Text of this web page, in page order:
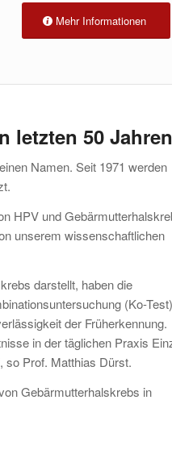
Mehr Informationen
letzten 50 Jahren
Namen. Seit 1971 werden
HPV und
unserem wissenschaftlichen
darstellt, haben die
(Ko-Test)
der Früherkennung.
in der täglichen Praxis
so Prof. Matthias Dürst.
Gebärmutterhalskrebs in